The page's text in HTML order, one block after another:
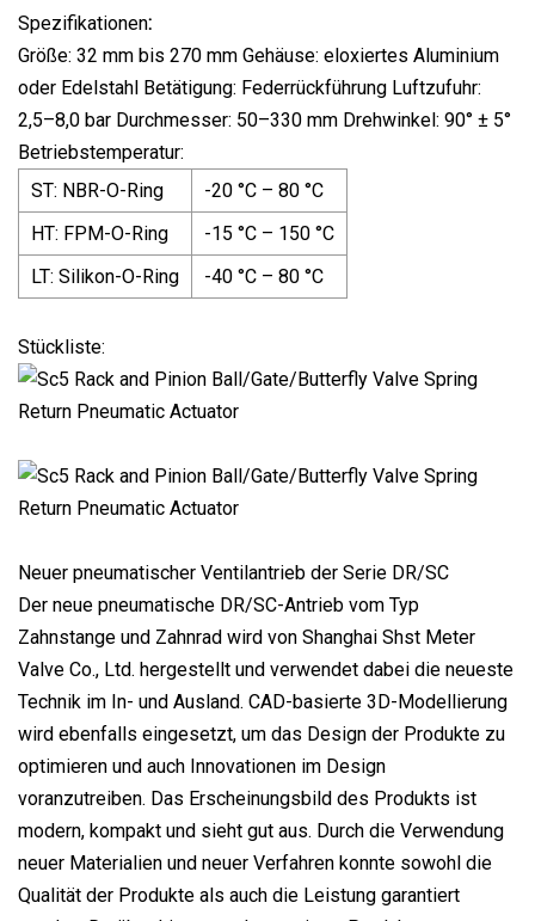
Spezifikationen:
Größe: 32 mm bis 270 mm Gehäuse: eloxiertes Aluminium
oder Edelstahl Betätigung: Federrückführung Luftzufuhr:
2,5–8,0 bar Durchmesser: 50–330 mm Drehwinkel: 90° ± 5°
Betriebstemperatur:
ST: NBR-O-Ring
-20 °C – 80 °C
HT: FPM-O-Ring
-15 °C – 150 °C
LT: Silikon-O-Ring
-40 °C – 80 °C
Stückliste:
Neuer pneumatischer Ventilantrieb der Serie DR/SC
Der neue pneumatische DR/SC-Antrieb vom Typ
Zahnstange und Zahnrad wird von Shanghai Shst Meter
Valve Co., Ltd. hergestellt und verwendet dabei die neueste
Technik im In- und Ausland. CAD-basierte 3D-Modellierung
wird ebenfalls eingesetzt, um das Design der Produkte zu
optimieren und auch Innovationen im Design
voranzutreiben. Das Erscheinungsbild des Produkts ist
modern, kompakt und sieht gut aus. Durch die Verwendung
neuer Materialien und neuer Verfahren konnte sowohl die
Qualität der Produkte als auch die Leistung garantiert